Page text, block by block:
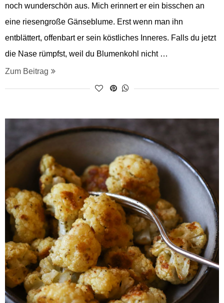
noch wunderschön aus. Mich erinnert er ein bisschen an
eine riesengroße Gänseblume. Erst wenn man ihn
entblättert, offenbart er sein köstliches Inneres. Falls du jetzt
die Nase rümpfst, weil du Blumenkohl nicht …
Zum Beitrag